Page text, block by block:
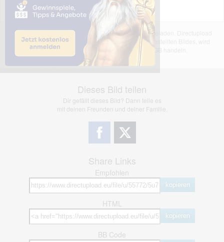
Das dargestellte Bild wurde von einem Nutzer hochgeladen. Directupload
übernimmt keinerlei Haftung für den Inhalt des dargestellten Bildes, wird
jedoch bei Verstößen nach §2(3) unserer AGB handeln.
Dieses Bild teilen
Dir gefällt dieses Bild? Dann teile es
mit deinen Freunden und deiner Familie.
Share Links
Empfohlen
kopieren
HTML
kopieren
BB Code